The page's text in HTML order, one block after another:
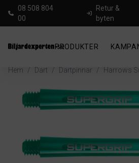
08 508 804
00
Retur &
byten
PRODUKTER
Hem / Dart / Dartpinnar / Harrows